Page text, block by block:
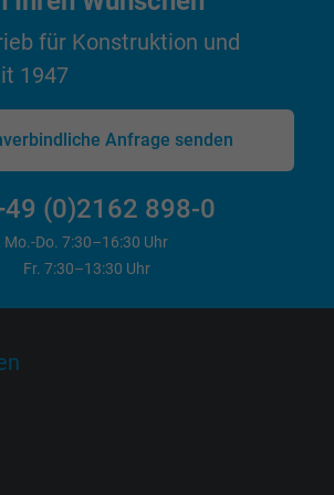
Cookie von Facebook für Website-Analyse,
Anzeigenausrichtung und
sb, Facebook Pixel
1 Jahr
Cookie von Facebook für Website-Analyse,
spin, Facebook Pixel
für Konstruktion und
1947
Anfrage senden
(0)2162 898-0
Mo.-Do. 7:30–16:30 Uhr
Fr. 7:30–13:30 Uhr